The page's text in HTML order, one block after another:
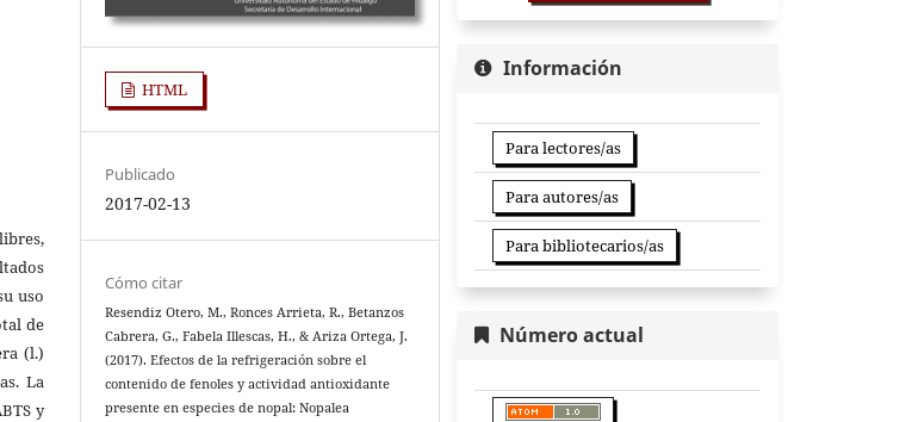
uso
de
(l.)
La
y
HTML
Publicado
2017-02-13
Cómo citar
Resendiz Otero, M., Ronces Arrieta, R., Betanzos
Cabrera, G., Fabela Illescas, H., & Ariza Ortega, J.
(2017). Efectos de la refrigeración sobre el
contenido de fenoles y actividad antioxidante
presente en especies de nopal: Nopalea
Información
Para lectores/as
Para autores/as
Para bibliotecarios/as
Número actual